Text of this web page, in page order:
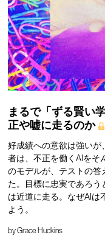
まるで「ずる賢い学
正や嘘に走るのか
好成績への意欲は強い
者は、不正を働くAIをそ
のモデルが、テストの答
た。目標に忠実であろ
は近道に走る。なぜAIは
よう。
byGrace Huckins